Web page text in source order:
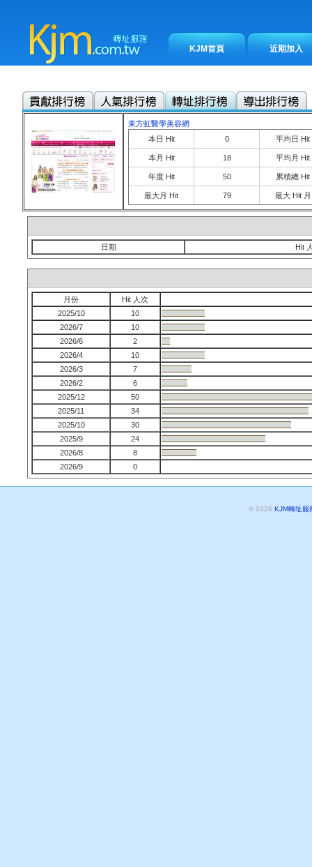
KJM首頁 近期加入
東方虹醫學美容網
本日 Hit
0 平均日 Hit
本月 Hit 18 平均月 Hit
年度 Hit 50 累積總 Hit
最大月 Hit 79 最大 Hit 月
日期 Hit
月份
Hit 人次
2025/10
10
2026/7
10
2026/6
2
2026/4
10
2026/3
7
2026/2
6
2025/12
50
2025/11
34
2025/10
30
2025/9
24
2026/8
8
2026/9
0
© 2026 KJM轉址服